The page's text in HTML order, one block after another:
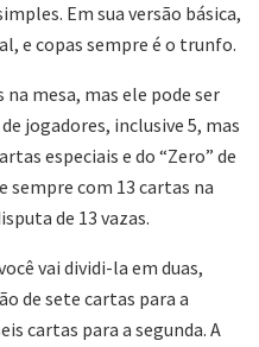
Em sua versão básica,
e copas sempre é o trunfo.
mesa, mas ele pode ser
jogadores, inclusive 5, mas
especiais e do “Zero” de
sempre com 13 cartas na
de 13 vazas.
vai dividi-la em duas,
de sete cartas para a
cartas para a segunda. A